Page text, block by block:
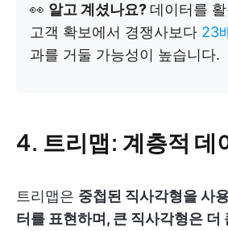
👀 알고 계셨나요? 데이터를
고객 확보에서 경쟁사보다 23
과를 거둘 가능성이 높습니다.
4. 트리맵: 계층적 데
트리맵은 중첩된 직사각형을 사
터를 표현하며, 큰 직사각형은 더